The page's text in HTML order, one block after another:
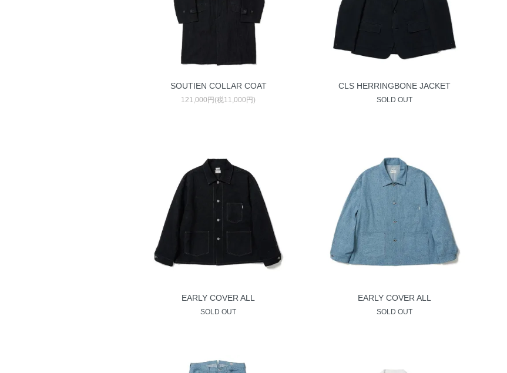
SOUTIEN COLLAR COAT
121,000円(税11,000円)
CLS HERRINGBONE JACKET
SOLD OUT
EARLY COVER ALL
SOLD OUT
EARLY COVER ALL
SOLD OUT